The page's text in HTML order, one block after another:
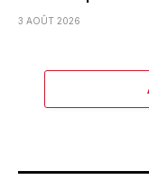
3 AOÛT 2026